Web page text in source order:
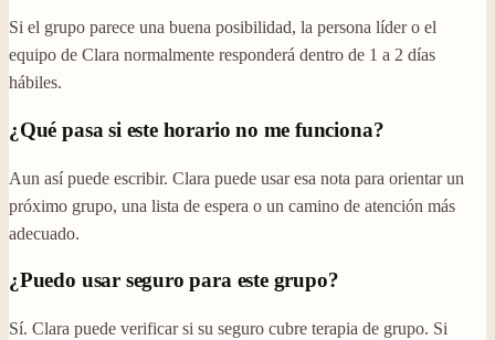
Si el grupo parece una buena posibilidad, la persona líder o el
equipo de Clara normalmente responderá dentro de 1 a 2 días
hábiles.
¿Qué pasa si este horario no me funciona?
Aun así puede escribir. Clara puede usar esa nota para orientar un
próximo grupo, una lista de espera o un camino de atención más
adecuado.
¿Puedo usar seguro para este grupo?
Sí. Clara puede verificar si su seguro cubre terapia de grupo. Si